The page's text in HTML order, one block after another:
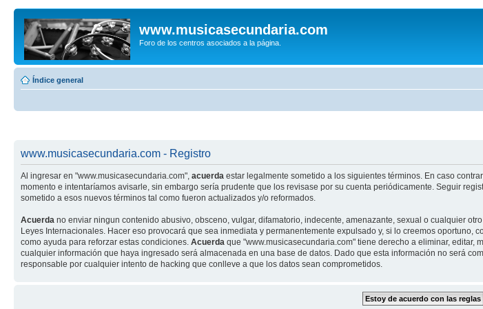
www.musicasecundaria.com
Foro de los centros asociados a la página.
Índice general
www.musicasecundaria.com - Registro
Al ingresar en "www.musicasecundaria.com", acuerda estar legalmente sometido a los siguientes términos. En caso
momento e intentaríamos avisarle, sin embargo sería prudente que los revisase por su cuenta periódicamente. Seguir
sometido a esos nuevos términos tal como fueron actualizados y/o reformados.
Acuerda no enviar ningun contenido abusivo, obsceno, vulgar, difamatorio, indecente, amenazante, sexual o cualquier
Leyes Internacionales. Hacer eso provocará que sea inmediata y permanentemente expulsado y, si lo creemos
como ayuda para reforzar estas condiciones. Acuerda que "www.musicasecundaria.com" tiene derecho a eliminar,
cualquier información que haya ingresado será almacenada en una base de datos. Dado que esta información no será
responsable por cualquier intento de hacking que conlleve a que los datos sean comprometidos.